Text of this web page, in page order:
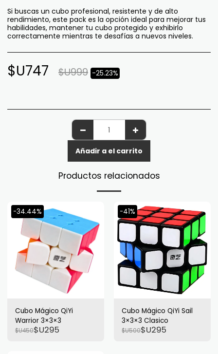
Si buscas un cubo profesional, resistente y de alto
rendimiento, este pack es la opción ideal para mejorar tus
habilidades, mantener tu cubo protegido y exhibirlo
correctamente mientras te desafías a nuevos niveles.
$U747 $U999 -25.23%
Añadir a el carrito
Productos relacionados
-34.44%
Cubo Mágico QiYi
Warrior 3×3×3
$U450$U295
-41%
Cubo Mágico QiYi Sail
3×3×3 Clasico
$U500$U295